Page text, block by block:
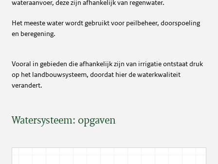
wateraanvoer, deze zijn afhankelijk van regenwater.
Het meeste water wordt gebruikt voor peilbeheer, doorspoeling
en beregening.
Vooral in gebieden die afhankelijk zijn van irrigatie ontstaat druk
op het landbouwsysteem, doordat hier de waterkwaliteit
verandert.
Watersysteem: opgaven